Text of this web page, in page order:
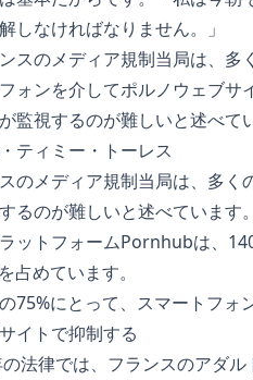
しなければなりません。」
のメディア規制当局は、多
るのが難しいと述べています
ットフォームPornhubは、
占めています。
75%にとって、スマートフォ
イトで抑制する
法律では、フランスのアダ